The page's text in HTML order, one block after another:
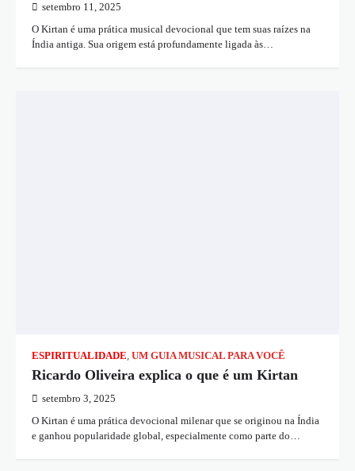
setembro 11, 2025
O Kirtan é uma prática musical devocional que tem suas raízes na
Índia antiga. Sua origem está profundamente ligada às…
ESPIRITUALIDADE, UM GUIA MUSICAL PARA VOCÊ
Ricardo Oliveira explica o que é um Kirtan
setembro 3, 2025
O Kirtan é uma prática devocional milenar que se originou na Índia
e ganhou popularidade global, especialmente como parte do…